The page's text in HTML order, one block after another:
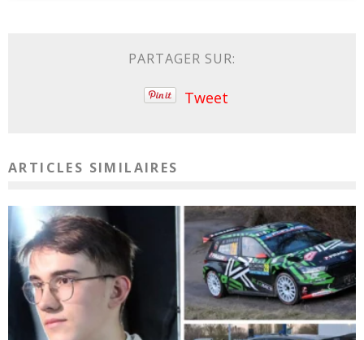
PARTAGER SUR:
Tweet
ARTICLES SIMILAIRES